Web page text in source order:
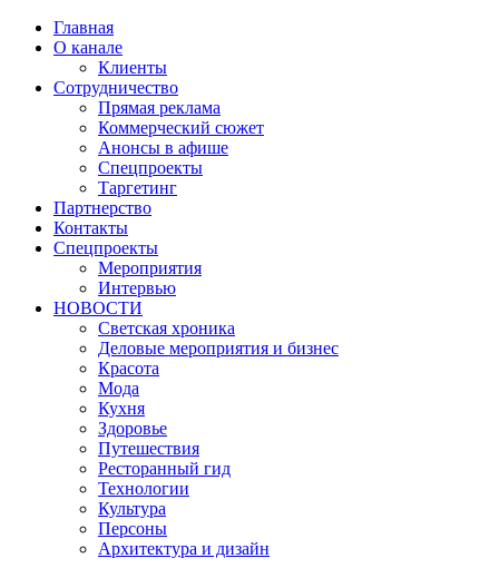
Главная
О канале
Клиенты
Сотрудничество
Прямая реклама
Коммерческий сюжет
Анонсы в афише
Cпецпроекты
Таргетинг
Партнерство
Контакты
Спецпроекты
Мероприятия
Интервью
НОВОСТИ
Светская хроника
Деловые мероприятия и бизнес
Красота
Мода
Кухня
Здоровье
Путешествия
Ресторанный гид
Технологии
Культура
Персоны
Архитектура и дизайн